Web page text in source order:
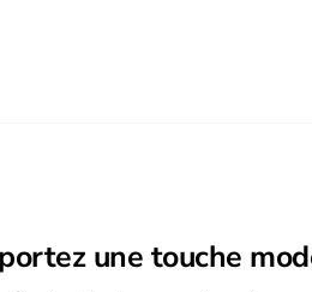
une touche